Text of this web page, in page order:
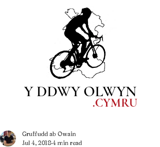
Y DDWY OLWYN
.CYMRU
Gruffudd ab Owain
Jul 4, 2018 4 min read